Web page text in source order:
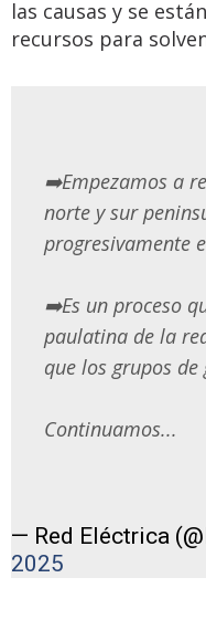
las causas y se
recursos para
➡️Empezamos a
norte y sur
progresivamente
➡️Es un proceso
paulatina de la
que los grupos de
Continuamos...
— Red Eléctrica
2025